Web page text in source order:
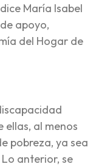
María Isabel
apoyo,
del Hogar de
ellas, al menos
pobreza, ya sea
anterior, se